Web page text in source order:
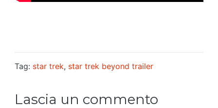
Tag: star trek, star trek beyond trailer
Lascia un commento